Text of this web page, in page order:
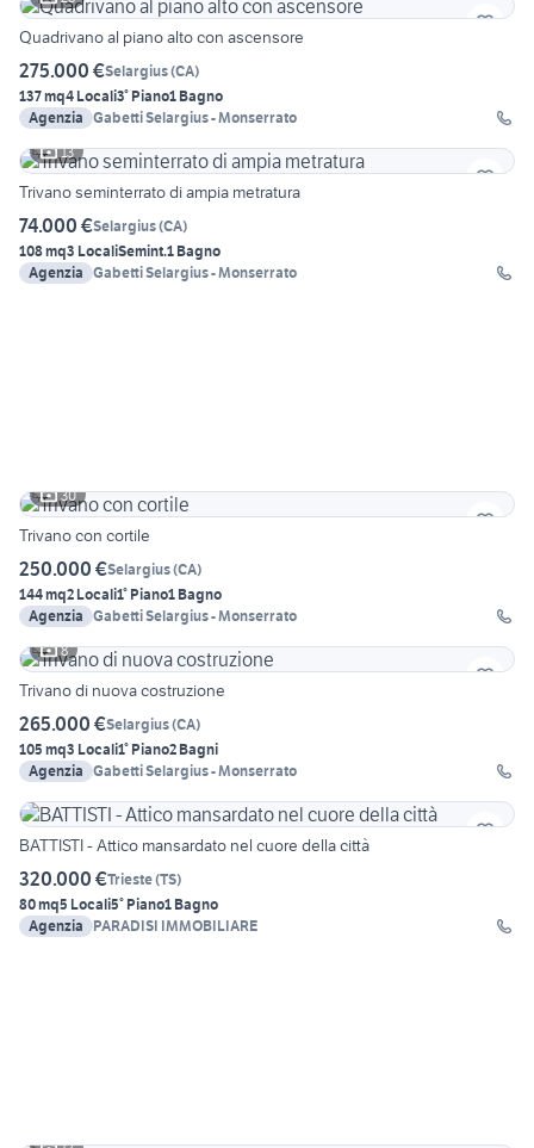
Quadrivano al piano alto con ascensore
275.000 €Selargius(CA)
137 mq4 Locali3° Piano1 Bagno
Agenzia Gabetti Selargius - Monserrato
13
Trivano seminterrato di ampia metratura
74.000 €Selargius(CA)
108 mq3 LocaliSemint.1 Bagno
Agenzia Gabetti Selargius - Monserrato
30
Trivano con cortile
250.000 €Selargius(CA)
144 mq2 Locali1° Piano1 Bagno
Agenzia Gabetti Selargius - Monserrato
8
Trivano di nuova costruzione
265.000 €Selargius(CA)
105 mq3 Locali1° Piano2 Bagni
Agenzia Gabetti Selargius - Monserrato
BATTISTI - Attico mansardato nel cuore della città
320.000 €Trieste(TS)
80 mq5 Locali5° Piano1 Bagno
Agenzia
PARADISI IMMOBILIARE